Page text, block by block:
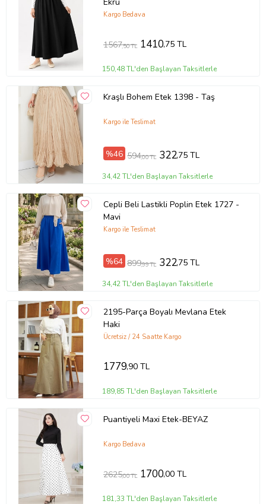
Ekru
Kargo Bedava
1567,50 TL 1410,75 TL
150,48 TL'den Başlayan Taksitlerle
Kraşlı Bohem Etek 1398 - Taş
Kargo ile Teslimat
%46 594,00 TL 322,75 TL
34,42 TL'den Başlayan Taksitlerle
Cepli Beli Lastikli Poplin Etek 1727 -
Mavi
Kargo ile Teslimat
%64 899,99 TL 322,75 TL
34,42 TL'den Başlayan Taksitlerle
2195-Parça Boyalı Mevlana Etek
Haki
Ücretsiz / 24 Saatte Kargo
1779,90 TL
189,85 TL'den Başlayan Taksitlerle
Puantiyeli Maxi Etek-BEYAZ
Kargo Bedava
2625,00 TL 1700,00 TL
181,33 TL'den Başlayan Taksitlerle